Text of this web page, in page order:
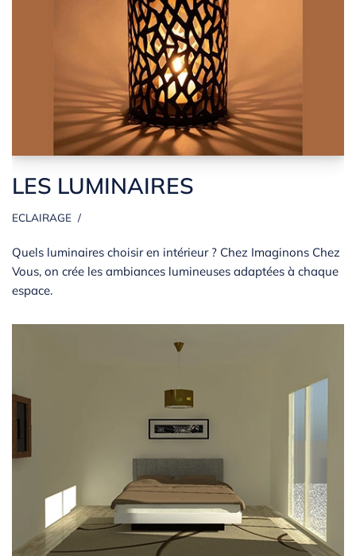
LES LUMINAIRES
ECLAIRAGE
Quels luminaires choisir en intérieur ? Chez Imaginons Chez
Vous, on crée les ambiances lumineuses adaptées à chaque
espace.